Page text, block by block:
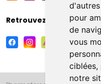
pour
de
vous
ciblées,
notre
Retrouvez-nous sur vos